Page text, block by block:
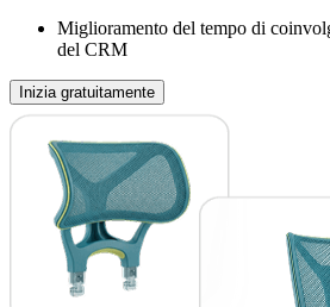
Miglioramento del tempo di
del CRM
Inizia gratuitamente